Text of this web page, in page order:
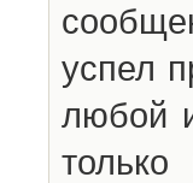
успел
любой
только